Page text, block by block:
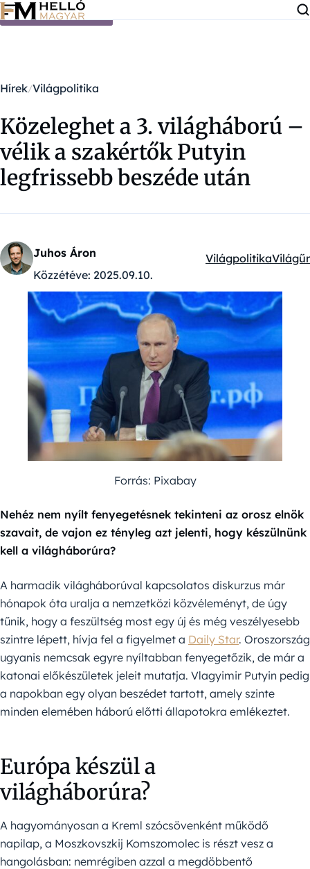
Ugrás a tartalomra
Hírek Világpolitika
Közeleghet a 3. világháború –
vélik a szakértők Putyin
legfrissebb beszéde után
Juhos Áron
Közzétéve: 2025.09.10.
Kategóriák:
VilágpolitikaVilágűr
Forrás: Pixabay
Nehéz nem nyílt fenyegetésnek tekinteni az orosz elnök
szavait, de vajon ez tényleg azt jelenti, hogy készülnünk
kell a világháborúra?
A harmadik világháborúval kapcsolatos diskurzus már
hónapok óta uralja a nemzetközi közvéleményt, de úgy
tűnik, hogy a feszültség most egy új és még veszélyesebb
szintre lépett, hívja fel a figyelmet a Daily Star. Oroszország
ugyanis nemcsak egyre nyíltabban fenyegetőzik, de már a
katonai előkészületek jeleit mutatja. Vlagyimir Putyin pedig
a napokban egy olyan beszédet tartott, amely szinte
minden elemében háború előtti állapotokra emlékeztet.
Európa készül a
világháborúra?
A hagyományosan a Kreml szócsövenként működő
napilap, a Moszkovszkij Komszomolec is részt vesz a
hangolásban: nemrégiben azzal a megdöbbentő